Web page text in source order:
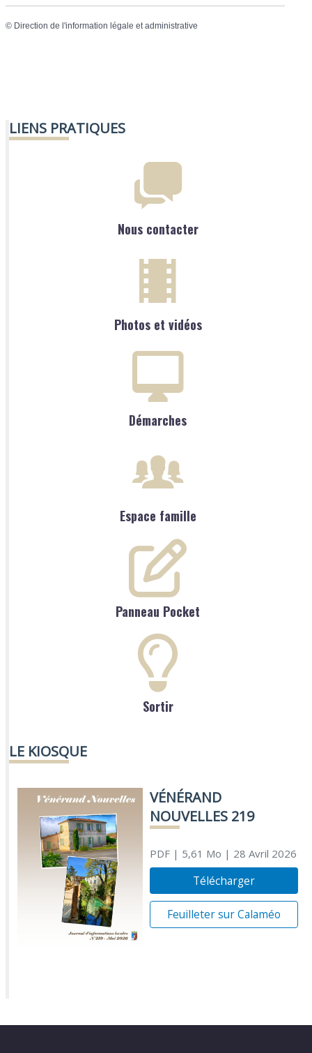
© Direction de l'information légale et administrative
LIENS PRATIQUES
Nous contacter
Photos et vidéos
Démarches
Espace famille
Panneau Pocket
Sortir
LE KIOSQUE
VÉNÉRAND
NOUVELLES 219
PDF| 5,61 Mo | 28 Avril 2026
Télécharger
Feuilleter sur Calaméo